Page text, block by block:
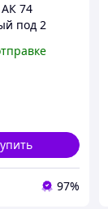
74
под 2
97%